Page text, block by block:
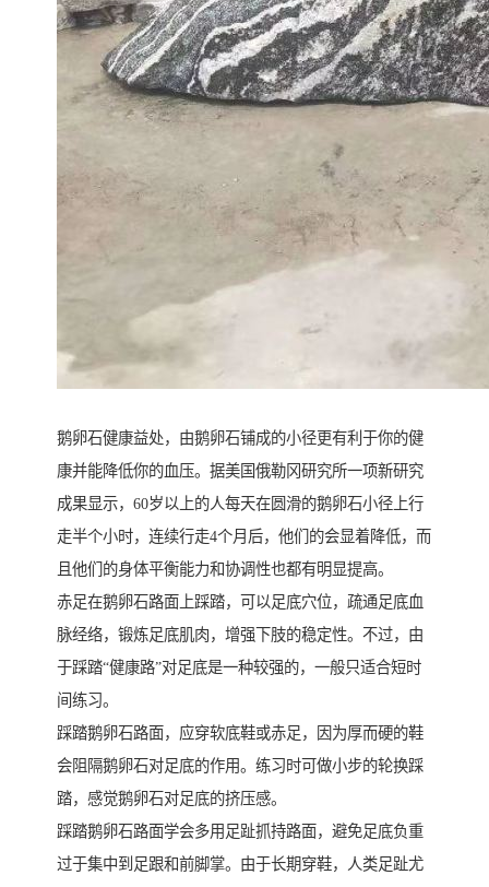
鹅卵石健康益处，由鹅卵石铺成的小径更有利于你的健
康并能降低你的血压。据美国俄勒冈研究所一项新研究
成果显示，60岁以上的人每天在圆滑的鹅卵石小径上行
走半个小时，连续行走4个月后，他们的会显着降低，而
且他们的身体平衡能力和协调性也都有明显提高。
赤足在鹅卵石路面上踩踏，可以足底穴位，疏通足底血
脉经络，锻炼足底肌肉，增强下肢的稳定性。不过，由
于踩踏“健康路”对足底是一种较强的，一般只适合短时
间练习。
踩踏鹅卵石路面，应穿软底鞋或赤足，因为厚而硬的鞋
会阻隔鹅卵石对足底的作用。练习时可做小步的轮换踩
踏，感觉鹅卵石对足底的挤压感。
踩踏鹅卵石路面学会多用足趾抓持路面，避免足底负重
过于集中到足跟和前脚掌。由于长期穿鞋，人类足趾尤